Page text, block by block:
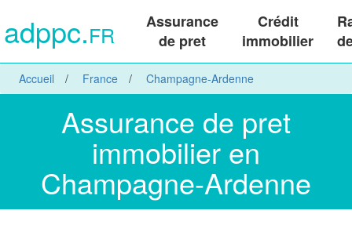
adppc.FR
Assurance
de pret
Crédit
immobilier
Accueil France Champagne-Ardenne
Assurance de pret
immobilier en
Champagne-Ardenne